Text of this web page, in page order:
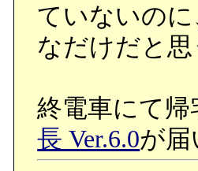
ていないの
なだけだと思
終電車にて
長 Ver.6.0が届